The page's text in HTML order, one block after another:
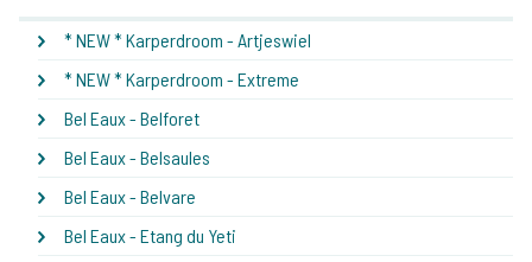
* NEW * Karperdroom - Artjeswiel
* NEW * Karperdroom - Extreme
Bel Eaux - Belforet
Bel Eaux - Belsaules
Bel Eaux - Belvare
Bel Eaux - Etang du Yeti